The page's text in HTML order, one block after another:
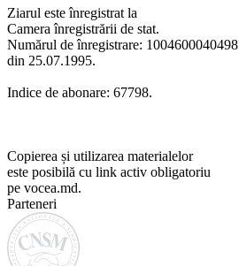
Ziarul este înregistrat la
Camera înregistrării de stat.
Numărul de înregistrare: 1004600040498
din 25.07.1995.
Indice de abonare: 67798.
Copierea și utilizarea materialelor
este posibilă cu link activ obligatoriu
pe vocea.md.
Parteneri